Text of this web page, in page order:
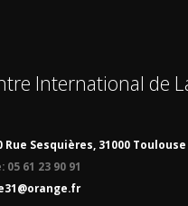
International de
Rue Sesquières, 31000 Toulouse
05 61 23 90 91